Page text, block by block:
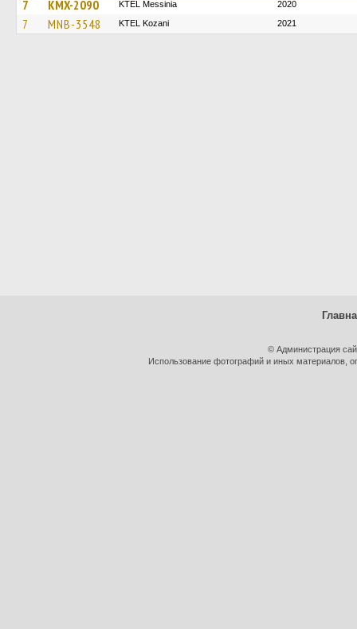
7 KMX-2090 KTEL Messinia 2020
7 MNB-3548 ΚΤΕL Kozani 2021
© Администрация
Использование фотографий и иных материалов,